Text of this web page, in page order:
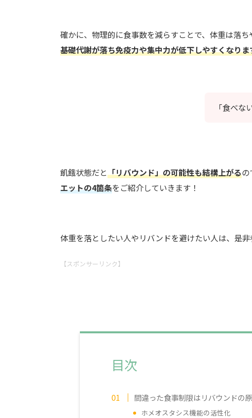
確かに、物理的に食事数を減らすことで、体重は落
基礎代謝が落ち免疫力や集中力が低下しやすくなりま
「食べな
飢餓状態だと「リバウンド」の可能性も結構上がるの
エットの4箇条をご紹介していきます！
体重を落としたい人やリバンドを避けたい人は、是非
【スポンサーリンク】
目次
間違った食事制限はリバウンドの
ホメオスタシス機能の活性化